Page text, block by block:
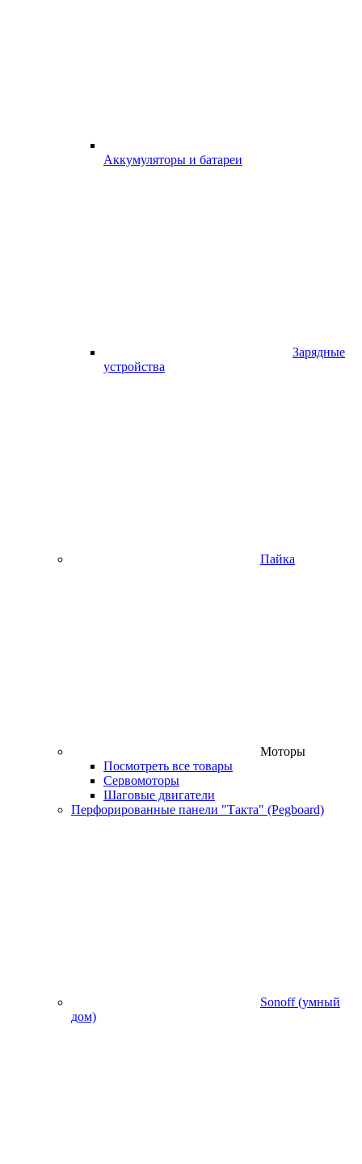
Аккумуляторы и батареи
Зарядные
устройства
Пайка
Моторы
Посмотреть все товары
Сервомоторы
Шаговые двигатели
Перфорированные панели "Такта" (Pegboard)
Sonoff (умный
дом)